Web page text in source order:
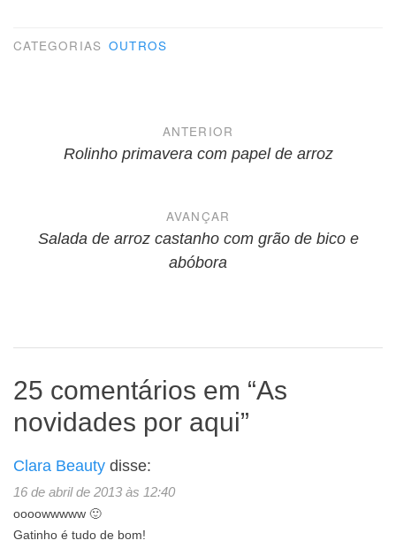
CATEGORIAS OUTROS
NavegaçãoANTERIOR
Rolinho primavera com papel de arroz
AVANÇAR
Salada de arroz castanho com grão de bico e
abóbora
25 comentários em “As
novidades por aqui”
Clara Beauty disse:
16 de abril de 2013 às 12:40
oooowwwww 🙂
Gatinho é tudo de bom!